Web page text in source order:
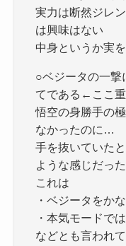
実力は断然ジレ
は興味はない
中身というか実
○ベジータの一
てである←ここ重
悟空の身勝手の
なかったのに…
手を抜いていた
ような感じだった
これは
・ベジータをか
・本気モードで
などとも言われ